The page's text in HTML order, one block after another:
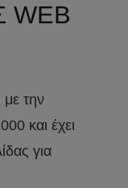
WEB
με την
και έχει
για